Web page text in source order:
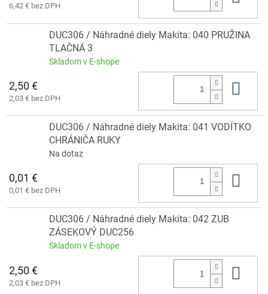
6,42 € bez DPH
DUC306 / Náhradné diely Makita: 040 PRUŽINA
TLAČNÁ 3
Skladom v E-shope
2,50 €
2,03 € bez DPH
DUC306 / Náhradné diely Makita: 041 VODÍTKO
CHRÁNIČA RUKY
Na dotaz
0,01 €
0,01 € bez DPH
DUC306 / Náhradné diely Makita: 042 ZUB
ZÁSEKOVÝ DUC256
Skladom v E-shope
2,50 €
2,03 € bez DPH